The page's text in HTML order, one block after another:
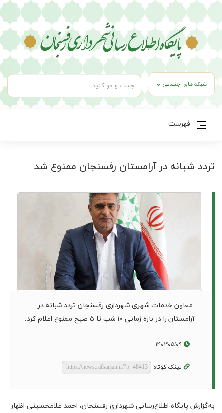
شبکه های اجتماعی
فهرست
تردد شبانه در آرامستان رفسنجان ممنوع شد
معاون خدمات شهری شهرداری رفسنجان تردد شبانه در
آرامستان را در بازه زمانی ۱۰ شب تا ۵ صبح ممنوع اعلام کرد.
لینک کوتاه
به‌گزارش پایگاه اطلاع‌رسانی شهرداری رفسنجان، احمد غلامحسینی اظهار